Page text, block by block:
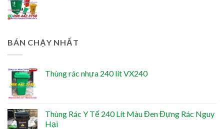
BÁN CHẠY NHẤT
Thùng rác nhựa 240 lít VX240
Thùng Rác Y Tế 240 Lít Màu Đen Đựng Rác Nguy
Hại